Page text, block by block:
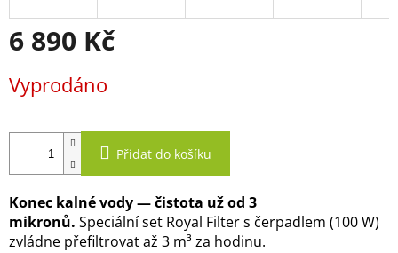
6 890 Kč
cena:
Vyprodáno
Přidat do košíku
Konec kalné vody — čistota už od 3
mikronů. Speciální set Royal Filter s čerpadlem (100 W)
zvládne přefiltrovat až 3 m³ za hodinu.